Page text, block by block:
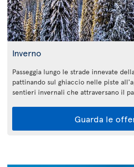
Inverno
Passeggia lungo le strade innevate
pattinando sul ghiaccio nelle piste
sentieri invernali che attraversano
Guarda le